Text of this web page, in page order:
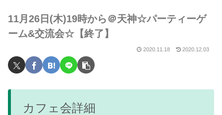
11月26日(木)19時から＠天神☆パーティーゲ
ーム&交流会☆【終了】
2020.11.18 2020.12.03
カフェ会詳細